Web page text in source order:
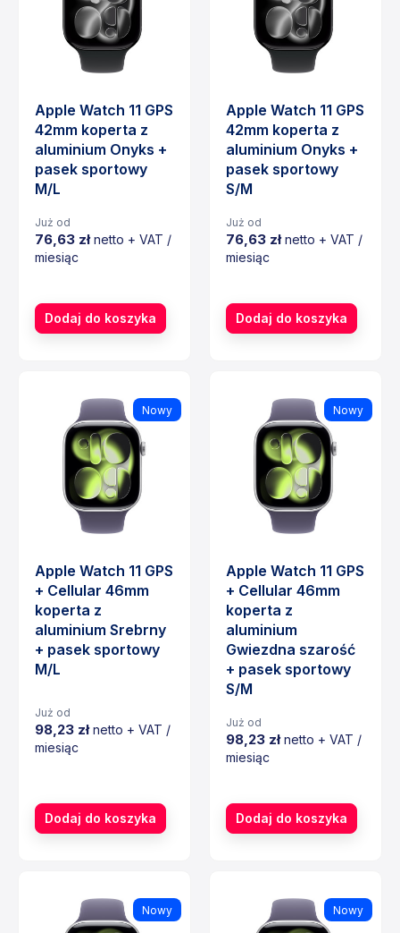
Apple Watch 11 GPS
42mm koperta z
aluminium Onyks +
pasek sportowy
M/L
Już od
76,63 złnetto + VAT /
miesiąc
Dodaj do koszyka
Apple Watch 11 GPS
42mm koperta z
aluminium Onyks +
pasek sportowy
S/M
Już od
76,63 złnetto + VAT /
miesiąc
Dodaj do koszyka
Nowy
Apple Watch 11 GPS
+ Cellular 46mm
koperta z
aluminium Srebrny
+ pasek sportowy
M/L
Już od
98,23 złnetto + VAT /
miesiąc
Dodaj do koszyka
Nowy
Apple Watch 11 GPS
+ Cellular 46mm
koperta z
aluminium
Gwiezdna szarość
+ pasek sportowy
S/M
Już od
98,23 złnetto + VAT /
miesiąc
Dodaj do koszyka
Nowy Nowy